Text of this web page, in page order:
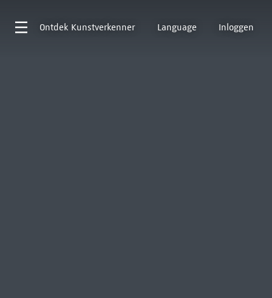
Ontdek Kunstverkenner Language Inloggen